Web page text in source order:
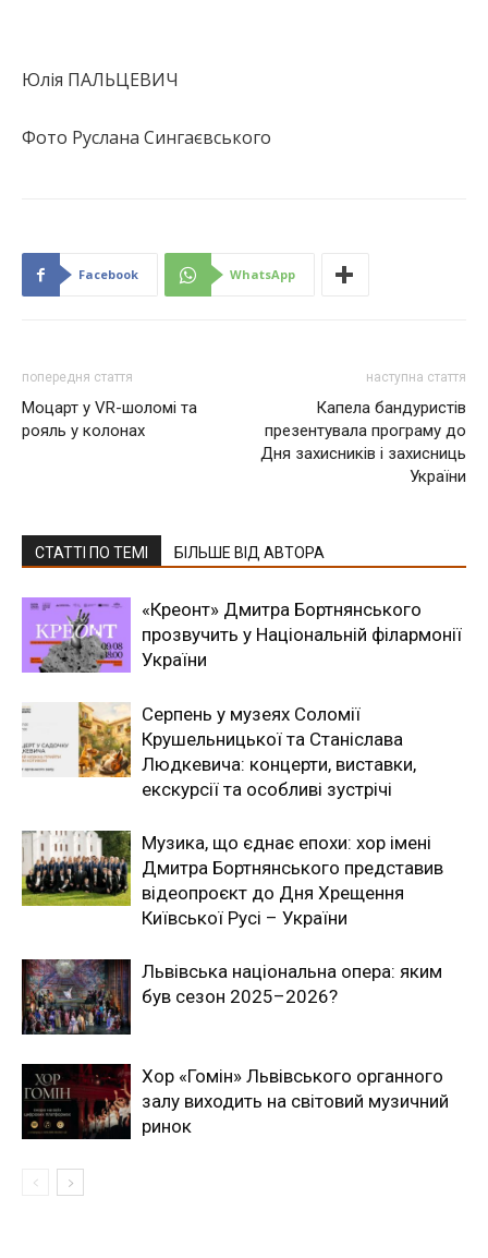
Юлія ПАЛЬЦЕВИЧ
Фото Руслана Сингаєвського
Facebook WhatsApp
попередня стаття
Моцарт у VR-шоломі та
рояль у колонах
наступна стаття
Капела бандуристів
презентувала програму до
Дня захисників і захисниць
України
СТАТТІ ПО ТЕМІ БІЛЬШЕ ВІД АВТОРА
«Креонт» Дмитра Бортнянського
прозвучить у Національній філармонії
України
Серпень у музеях Соломії
Крушельницької та Станіслава
Людкевича: концерти, виставки,
екскурсії та особливі зустрічі
Музика, що єднає епохи: хор імені
Дмитра Бортнянського представив
відеопроєкт до Дня Хрещення
Київської Русі – України
Львівська національна опера: яким
був сезон 2025–2026?
Хор «Гомін» Львівського органного
залу виходить на світовий музичний
ринок